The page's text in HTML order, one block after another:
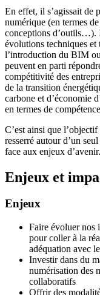
En effet, il s’agissait de
numérique (en termes
conceptions d’outils…).
évolutions techniques
l’introduction du BIM
peuvent en parti
compétitivité des
de la transition
carbone et d’économie
en termes de
C’est ainsi que
resserré autour d’un
face aux enjeux d’avenir.
Enjeux et
Enjeux
Faire évoluer nos
pour coller à la
adéquation avec
Investir dans du
numérisation des
collaboratifs
Offrir des